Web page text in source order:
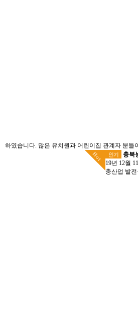
하였습니다. 많은 유치원과 어린이집 관계자 분
Hot 인기
충북
19년 12월
충산업 발